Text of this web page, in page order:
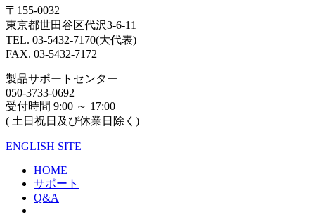
〒155-0032
東京都世田谷区代沢3-6-11
TEL. 03-5432-7170(大代表)
FAX. 03-5432-7172
製品サポートセンター
050-3733-0692
受付時間 9:00 ～ 17:00
( 土日祝日及び休業日除く)
ENGLISH SITE
HOME
サポート
Q&A